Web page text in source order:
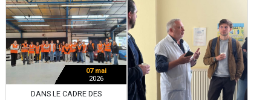
07 mai
2026
DANS LE CADRE DES